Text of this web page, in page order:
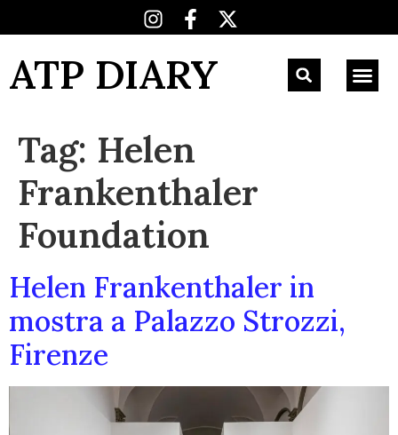
ATP DIARY
Tag: Helen
Frankenthaler
Foundation
Helen Frankenthaler in
mostra a Palazzo Strozzi,
Firenze